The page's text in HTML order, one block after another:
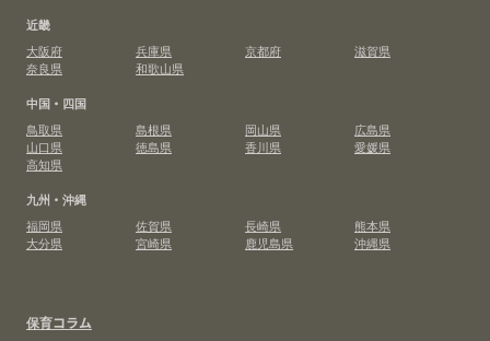
近畿
大阪府
兵庫県 京都府
滋賀県
奈良県
和歌山県
中国・四国
鳥取県
島根県 岡山県
広島県
山口県
徳島県 香川県
愛媛県
高知県
九州・沖縄
福岡県
佐賀県 長崎県
熊本県
大分県
宮崎県 鹿児島県 沖縄県
保育コラム